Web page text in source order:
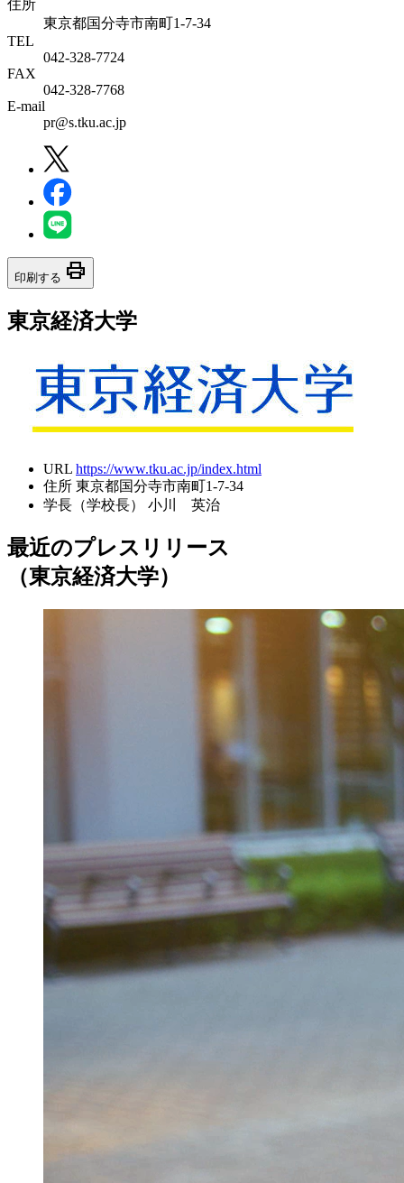
住所
東京都国分寺市南町1-7-34
TEL
042-328-7724
FAX
042-328-7768
E-mail
pr@s.tku.ac.jp
印刷する print
東京経済大学
URL https://www.tku.ac.jp/index.html
住所 東京都国分寺市南町1-7-34
学長（学校長）
小川 英治
最近のプレスリリース
（東京経済大学）